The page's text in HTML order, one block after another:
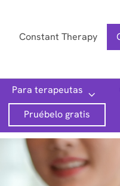
Constant Therapy
Para terapeutas
Pruébelo gratis